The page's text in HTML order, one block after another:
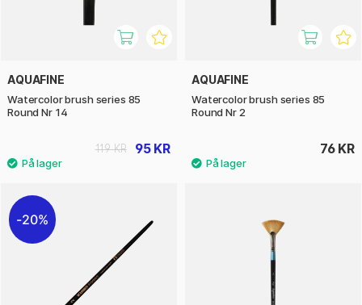
AQUAFINE
Watercolor brush series 85
Round Nr 14
95 KR
119 KR
AQUAFINE
Watercolor brush series 85
Round Nr 2
76 KR
20%